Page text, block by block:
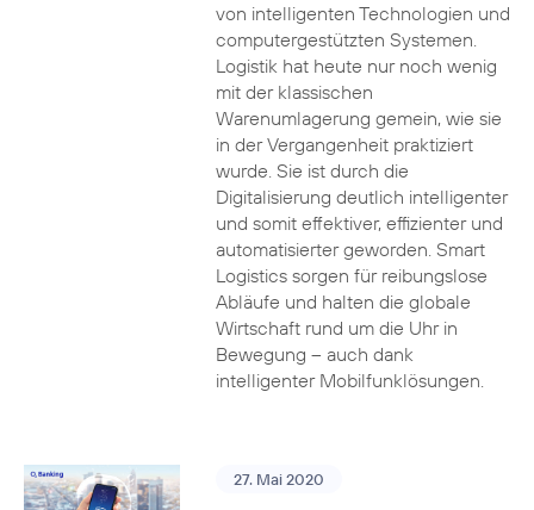
von intelligenten Technologien und
computergestützten Systemen.
Logistik hat heute nur noch wenig
mit der klassischen
Warenumlagerung gemein, wie sie
in der Vergangenheit praktiziert
wurde. Sie ist durch die
Digitalisierung deutlich intelligenter
und somit effektiver, effizienter und
automatisierter geworden. Smart
Logistics sorgen für reibungslose
Abläufe und halten die globale
Wirtschaft rund um die Uhr in
Bewegung – auch dank
intelligenter Mobilfunklösungen.
27. Mai 2020